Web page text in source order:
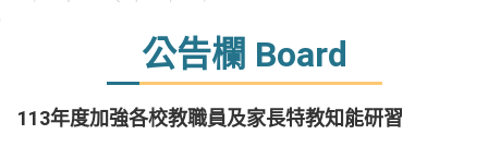
公告欄 Board
113年度加強各校教職員及家長特教知能研習